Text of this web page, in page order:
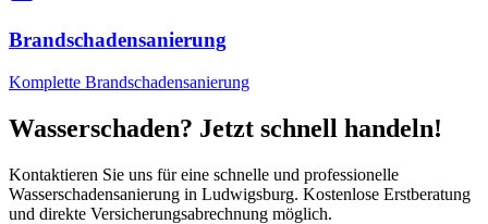
Brandschadensanierung
Komplette Brandschadensanierung
Wasserschaden? Jetzt schnell handeln!
Kontaktieren Sie uns für eine schnelle und professionelle
Wasserschadensanierung in Ludwigsburg. Kostenlose Erstberatung
und direkte Versicherungsabrechnung möglich.